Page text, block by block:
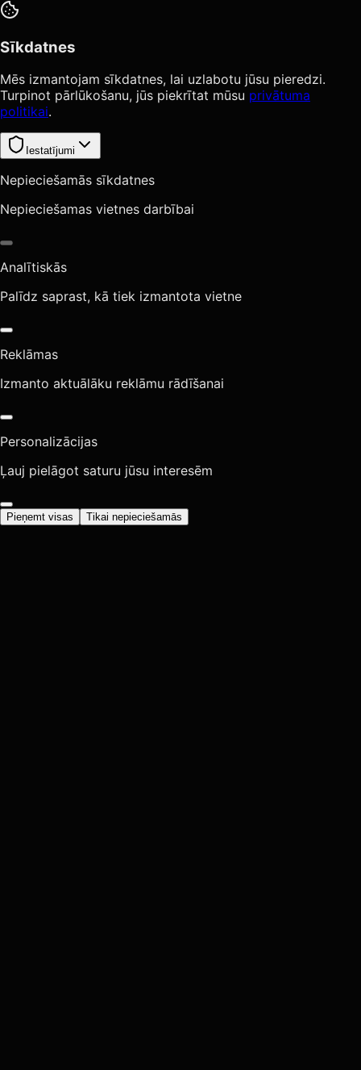
Sīkdatnes
Mēs izmantojam sīkdatnes, lai uzlabotu jūsu pieredzi.
Turpinot pārlūkošanu, jūs piekrītat mūsu privātuma
politikai.
Iestatījumi
Nepieciešamās sīkdatnes
Nepieciešamas vietnes darbībai
Analītiskās
Palīdz saprast, kā tiek izmantota vietne
Reklāmas
Izmanto aktuālāku reklāmu rādīšanai
Personalizācijas
Ļauj pielāgot saturu jūsu interesēm
Pieņemt visas Tikai nepieciešamās